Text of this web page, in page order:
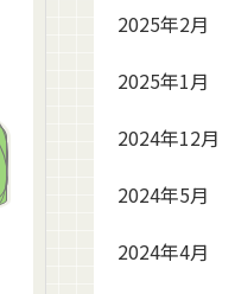
2025年2月
2025年1月
2024年12月
2024年5月
2024年4月